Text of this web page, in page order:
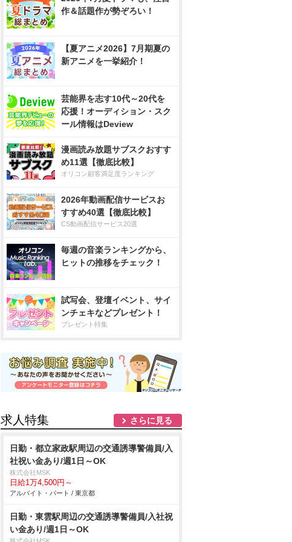
作＆話題作が勢ぞろい！
【夏アニメ2026】7月期夏の
新アニメを一挙紹介！
芸能界を志す10代～20代を
応援！オーディション・スク
ール情報はDeview
漫画読み放題サブスクおすす
め11選【徹底比較】
オリコン顧客満足度ランキング
2026年動画配信サービスお
すすめ40選【徹底比較】
CS動画配信サービス20選
毎週の音楽ランキングから、
ヒットの推移をチェック！
試写会、登壇イベント、サイ
ンチェキなどプレゼント！
プレゼント特集
求人特集 さらに見る
日勤・都立家政駅周辺の交通誘導警備員/入
社祝い金あり/週1日～OK
株式会社MSK
日給1万4,500円～
アルバイト・パート / 東京都
日勤・東雲駅周辺の交通誘導警備員/入社祝
い金あり/週1日～OK